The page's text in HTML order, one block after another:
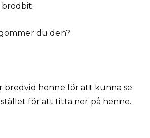
du den?
bredvid henne för att kunna se
för att titta ner på henne.